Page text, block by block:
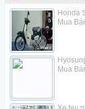
Honda
Mua
Mua